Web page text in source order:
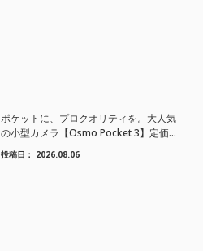
ポケットに、プロクオリティを。大人気
の小型カメラ【Osmo Pocket 3】定価が
さらにお値下げされました！
投稿日： 2026.08.06